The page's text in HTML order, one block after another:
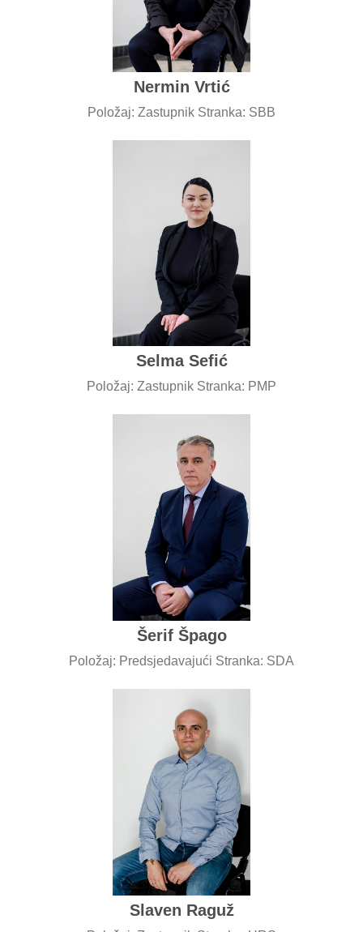
Nermin Vrtić
Položaj: Zastupnik Stranka: SBB
Selma Sefić
Položaj: Zastupnik Stranka: PMP
Šerif Špago
Položaj: Predsjedavajući Stranka: SDA
Slaven Raguž